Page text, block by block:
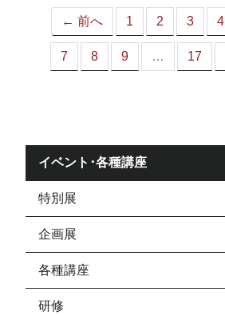
← 前へ 1 2 3 4
7 8 9 … 17
イベント･各種講座
特別展
企画展
各種講座
研修